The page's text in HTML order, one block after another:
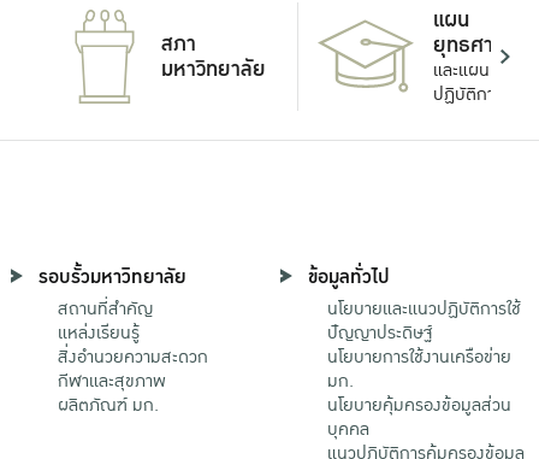
สภา
มหาวิทยาลัย
แผน
ยุทธศาสตร์
และแผน
ปฏิบัติการ
รอบรั้วมหาวิทยาลัย
สถานที่สำคัญ
แหล่งเรียนรู้
สิ่งอำนวยความสะดวก
กีฬาและสุขภาพ
ผลิตภัณฑ์ มก.
ข้อมูลทั่วไป
นโยบายและแนวปฏิบัติการใช้
ปัญญาประดิษฐ์
นโยบายการใช้งานเครือข่าย
มก.
นโยบายคุ้มครองข้อมูลส่วน
บุคคล
แนวปฏิบัติการคุ้มครองข้อมูล